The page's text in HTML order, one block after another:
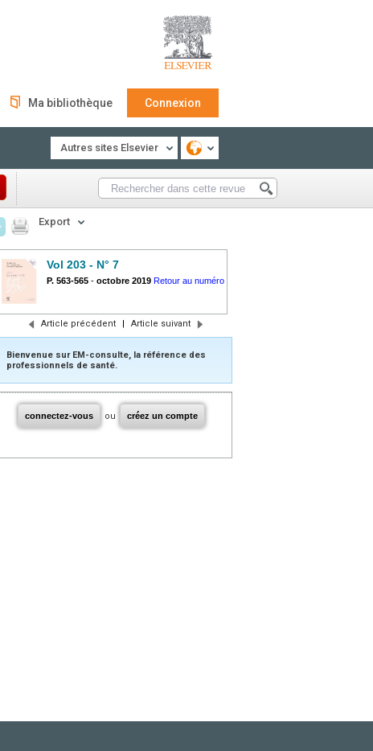
Ma bibliothèque Connexion
Autres sites Elsevier
Export
Vol 203 - N° 7
P. 563-565 - octobre 2019 Retour au numéro
Article précédent | Article suivant
Bienvenue sur EM-consulte, la référence des
professionnels de santé.
connectez-vous ou créez un compte